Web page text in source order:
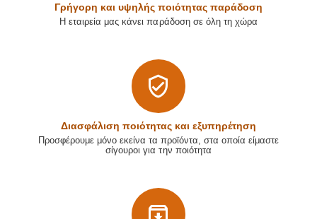
Γρήγορη και υψηλής ποιότητας παράδοση
Η εταιρεία μας κάνει παράδοση σε όλη τη χώρα
Διασφάλιση ποιότητας και εξυπηρέτηση
Προσφέρουμε μόνο εκείνα τα προϊόντα, στα οποία είμαστε
σίγουροι για την ποιότητα